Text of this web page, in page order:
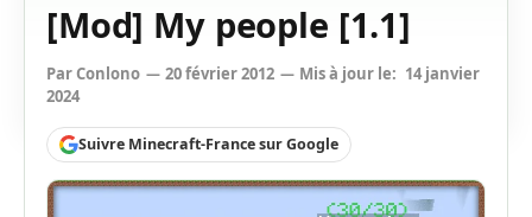
[Mod] My people [1.1]
ParConlono 20 février 2012 Mis à jour le: 14 janvier
2024
Suivre Minecraft-France sur Google